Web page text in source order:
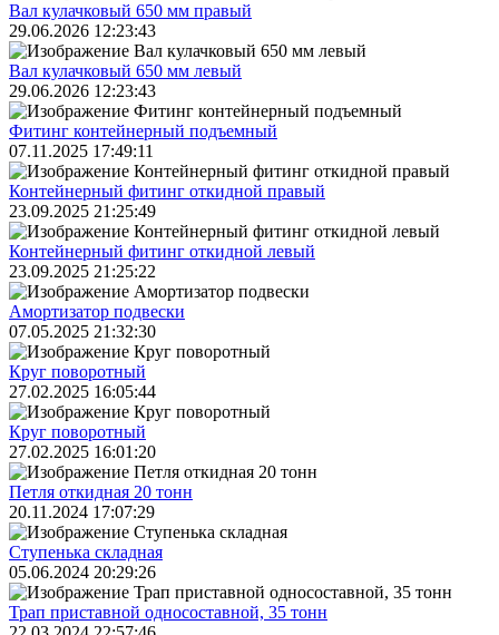
Вал кулачковый 650 мм правый
29.06.2026 12:23:43
Вал кулачковый 650 мм левый
29.06.2026 12:23:43
Фитинг контейнерный подъемный
07.11.2025 17:49:11
Контейнерный фитинг откидной правый
23.09.2025 21:25:49
Контейнерный фитинг откидной левый
23.09.2025 21:25:22
Амортизатор подвески
07.05.2025 21:32:30
Круг поворотный
27.02.2025 16:05:44
Круг поворотный
27.02.2025 16:01:20
Петля откидная 20 тонн
20.11.2024 17:07:29
Ступенька складная
05.06.2024 20:29:26
Трап приставной односоставной, 35 тонн